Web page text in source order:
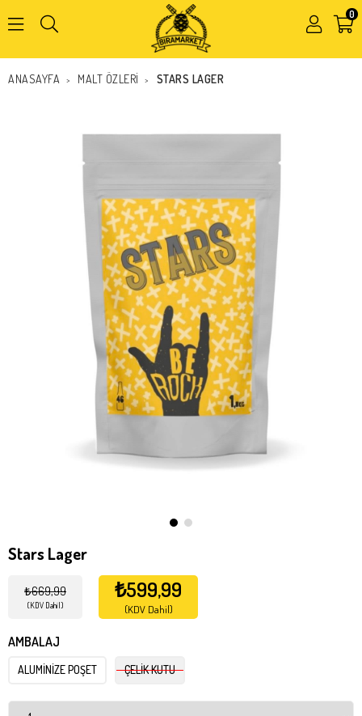
0
ANASAYFA > MALT ÖZLERİ > STARS LAGER
Stars Lager
₺669,99
(KDV Dahil)
₺599,99
(KDV Dahil)
AMBALAJ
ALUMİNİZE POŞET ÇELİK KUTU